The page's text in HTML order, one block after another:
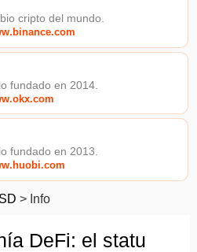
cripto del mundo.
fundado en 2014.
fundado en 2013.
> Info
DeFi: el statu